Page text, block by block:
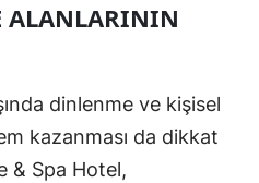
ALANLARININ
dinlenme ve kişisel
kazanması da dikkat
& Spa Hotel,